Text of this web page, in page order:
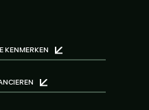
KENMERKEN